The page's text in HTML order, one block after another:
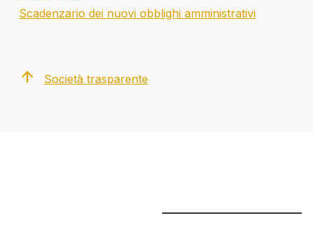
Scadenzario dei nuovi obblighi amministrativi
arrow_upward Società trasparente